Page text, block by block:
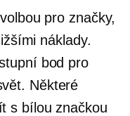
pro značky,
náklady.
bod pro
Některé
s bílou značkou